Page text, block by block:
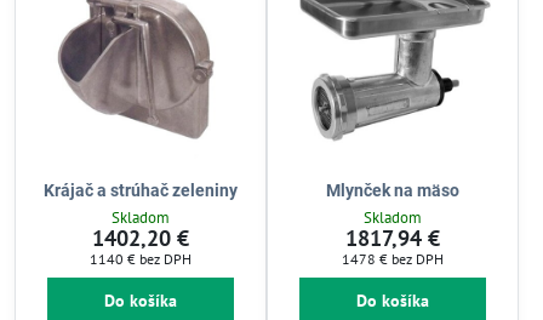
Krájač a strúhač zeleniny
Skladom
1402,20 €
1140 € bez DPH
Do košíka
Mlynček na mäso
Skladom
1817,94 €
1478 € bez DPH
Do košíka